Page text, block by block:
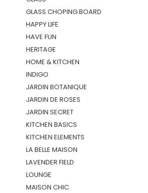
GLASS CHOPING BOARD
HAPPY LIFE
HAVE FUN
HERITAGE
HOME & KITCHEN
INDIGO
JARDIN BOTANIQUE
JARDIN DE ROSES
JARDIN SECRET
KITCHEN BASICS
KITCHEN ELEMENTS
LA BELLE MAISON
LAVENDER FIELD
LOUNGE
MAISON CHIC